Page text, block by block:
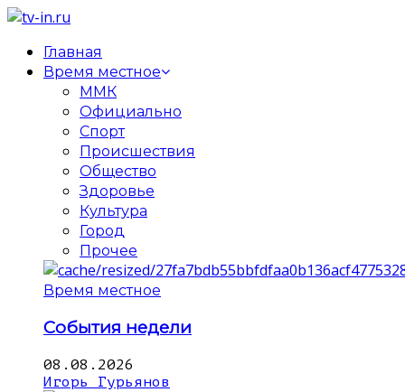
Главная
Время местное
ММК
Официально
Спорт
Происшествия
Общество
Здоровье
Культура
Город
Прочее
Время местное
События недели
08.08.2026
Игорь Гурьянов